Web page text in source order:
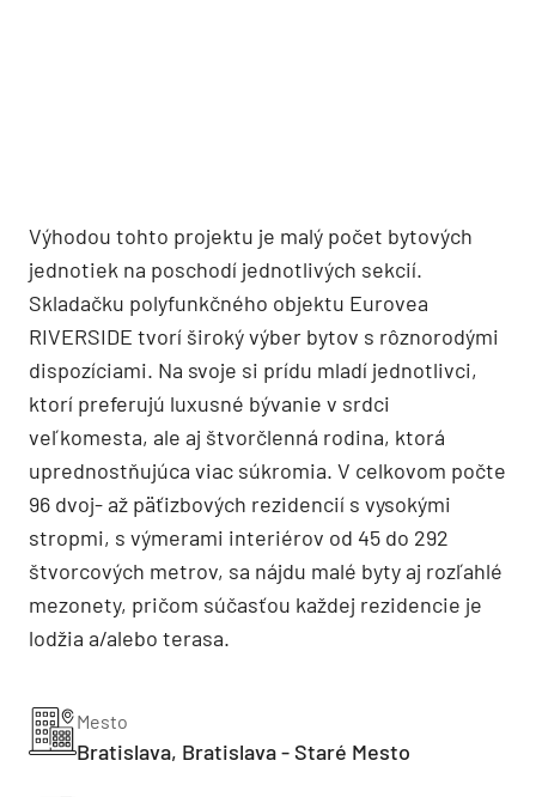
Výhodou tohto projektu je malý počet bytových
jednotiek na poschodí jednotlivých sekcií.
Skladačku polyfunkčného objektu Eurovea
RIVERSIDE tvorí široký výber bytov s rôznorodými
dispozíciami. Na svoje si prídu mladí jednotlivci,
ktorí preferujú luxusné bývanie v srdci
veľkomesta, ale aj štvorčlenná rodina, ktorá
uprednostňujúca viac súkromia. V celkovom počte
96 dvoj- až päťizbových rezidencií s vysokými
stropmi, s výmerami interiérov od 45 do 292
štvorcových metrov, sa nájdu malé byty aj rozľahlé
mezonety, pričom súčasťou každej rezidencie je
lodžia a/alebo terasa.
Mesto
Bratislava, Bratislava - Staré Mesto